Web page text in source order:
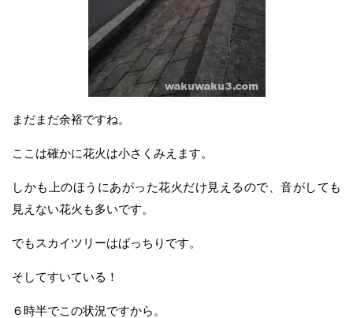
まだまだ余裕ですね。
ここは確かに花火は小さくみえます。
しかも上のほうにあがった花火だけ見えるので、音がしても
見えない花火も多いです。
でもスカイツリーはばっちりです。
そしてすいている！
６時半でこの状況ですから。